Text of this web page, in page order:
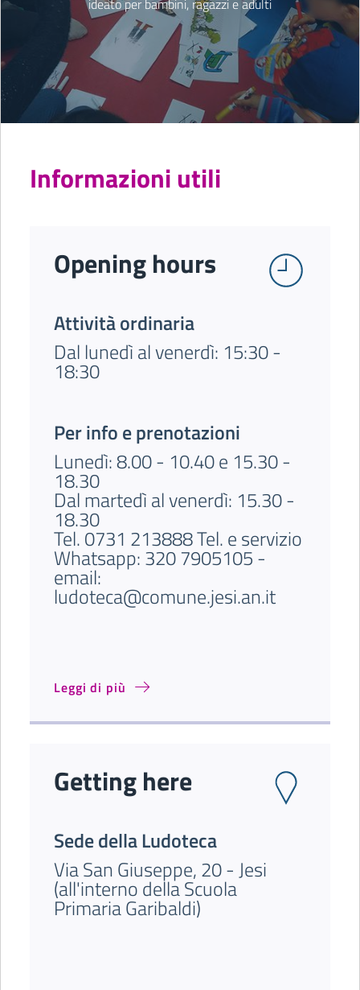
ideato per bambini, ragazzi e adulti
Informazioni utili
Opening hours
Attività ordinaria
Dal lunedì al venerdì: 15:30 -
18:30
Per info e prenotazioni
Lunedì: 8.00 - 10.40 e 15.30 -
18.30
Dal martedì al venerdì: 15.30 -
18.30
Tel. 0731 213888 Tel. e servizio
Whatsapp: 320 7905105 -
email:
ludoteca@comune.jesi.an.it
Leggi di più
Getting here
Sede della Ludoteca
Via San Giuseppe, 20 - Jesi
(all'interno della Scuola
Primaria Garibaldi)